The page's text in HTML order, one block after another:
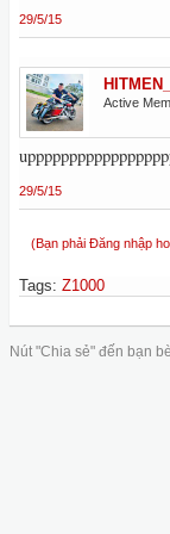
29/5/15
Active
29/5/15
(Bạn phải Đăng nhập
Tags: Z1000
Nút "Chia sẻ" đến bạn